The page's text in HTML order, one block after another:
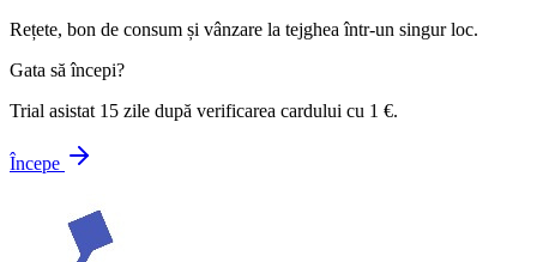
Rețete, bon de consum și vânzare la tejghea într-un singur loc.
Gata să începi?
Trial asistat 15 zile după verificarea cardului cu 1 €.
Începe